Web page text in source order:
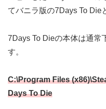
てバニラ版の7Days To Die
7Days To Dieの本体は通常
す。
C:\Program Files
Days To Die